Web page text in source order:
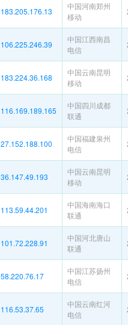
183.205.176.13
中国河南郑州
移动
106.225.246.39
中国江西南昌
电信
183.224.36.168
中国云南昆明
移动
116.169.189.165
中国四川成都
联通
27.152.188.100
中国福建泉州
电信
36.147.49.193
中国云南昆明
移动
113.59.44.201
中国海南海口
联通
101.72.228.91
中国河北唐山
联通
58.220.76.17
中国江苏扬州
电信
116.53.37.65
中国云南红河
电信